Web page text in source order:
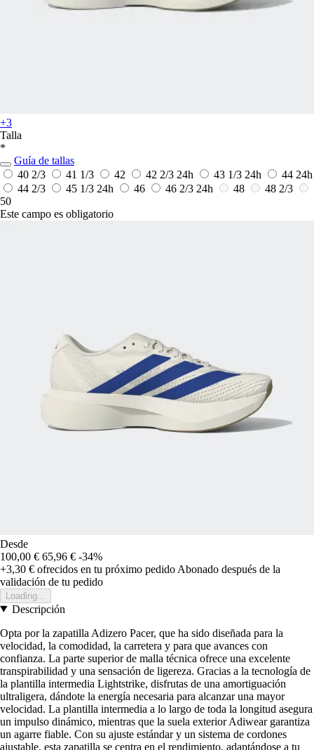
+3
Talla
*
Guía de tallas
40 2/3
41 1/3 42 42 2/3 24h 43 1/3 24h 44 24h
44 2/3
45 1/3 24h 46 46 2/3 24h 48
48 2/3
50
Este campo es obligatorio
Desde
100,00 € 65,96 € -34%
+3,30 € ofrecidos en tu próximo pedido Abonado después de la
validación de tu pedido
Loading...
Descripción
Opta por la zapatilla Adizero Pacer, que ha sido diseñada para la
velocidad, la comodidad, la carretera y para que avances con
confianza. La parte superior de malla técnica ofrece una excelente
transpirabilidad y una sensación de ligereza. Gracias a la tecnología de
la plantilla intermedia Lightstrike, disfrutas de una amortiguación
ultraligera, dándote la energía necesaria para alcanzar una mayor
velocidad. La plantilla intermedia a lo largo de toda la longitud asegura
un impulso dinámico, mientras que la suela exterior Adiwear garantiza
un agarre fiable. Con su ajuste estándar y un sistema de cordones
ajustable, esta zapatilla se centra en el rendimiento, adaptándose a tu